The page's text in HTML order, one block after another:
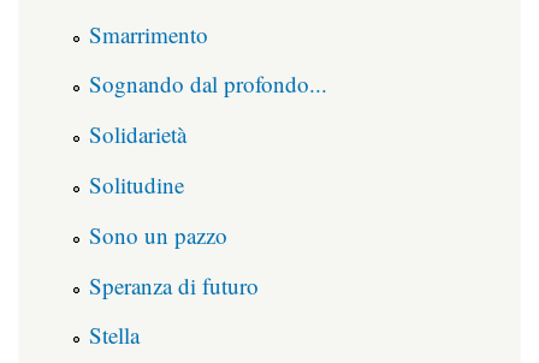
Smarrimento
Sognando dal profondo...
Solidarietà
Solitudine
Sono un pazzo
Speranza di futuro
Stella